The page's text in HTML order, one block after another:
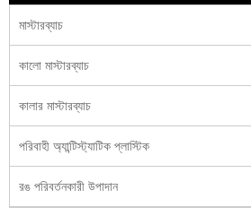
মাস্টারব্যাচ
কালো মাস্টারব্যাচ
কালার মাস্টারব্যাচ
পরিবাহী অ্যান্টিস্ট্যাটিক প্লাস্টিক
রঙ পরিবর্তনকারী উপাদান